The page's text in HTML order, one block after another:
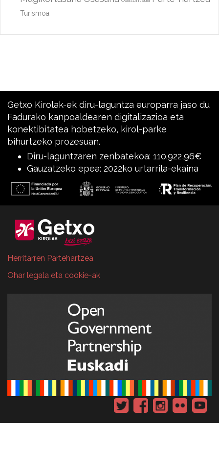
Turismoa
Getxo Kirolak-ek diru-laguntza europarra jaso du
Fadurako kanpoaldearen digitalizazioa eta
konektibitatea hobetzeko, kirol-parke
bihurtzeko prozesuan.
Diru-laguntzaren zenbatekoa: 110.922,96€
Gauzatzeko epea: 2022ko urtarrila-ekaina
Herritarren Partehartzea
Ohar legala eta cookie-ak